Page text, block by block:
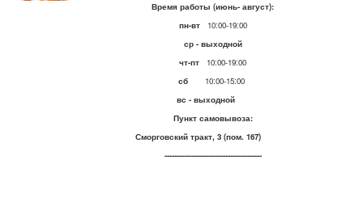
Время работы (июнь- август):
пн-вт
10:00-19:00
ср - выходной
чт-пт 10:00-19:00
сб
10:00-15:00
вс - выходной
Пункт самовывоза:
Сморговский тракт, 3 (пом. 167)
----------------------------------------